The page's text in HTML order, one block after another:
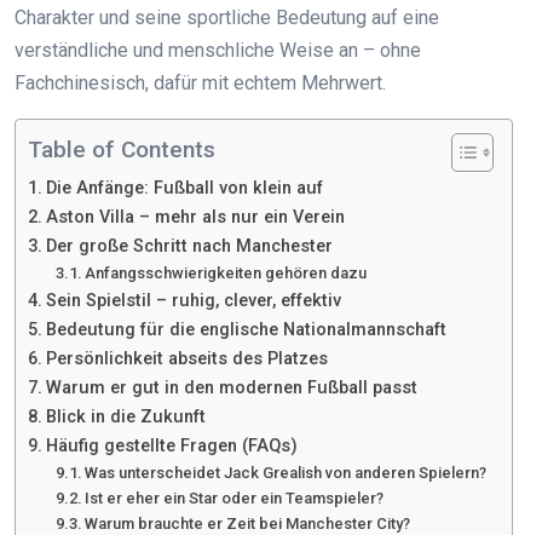
Charakter und seine sportliche Bedeutung auf eine
verständliche und menschliche Weise an – ohne
Fachchinesisch, dafür mit echtem Mehrwert.
Table of Contents
Die Anfänge: Fußball von klein auf
Aston Villa – mehr als nur ein Verein
Der große Schritt nach Manchester
Anfangsschwierigkeiten gehören dazu
Sein Spielstil – ruhig, clever, effektiv
Bedeutung für die englische Nationalmannschaft
Persönlichkeit abseits des Platzes
Warum er gut in den modernen Fußball passt
Blick in die Zukunft
Häufig gestellte Fragen (FAQs)
Was unterscheidet Jack Grealish von anderen Spielern?
Ist er eher ein Star oder ein Teamspieler?
Warum brauchte er Zeit bei Manchester City?